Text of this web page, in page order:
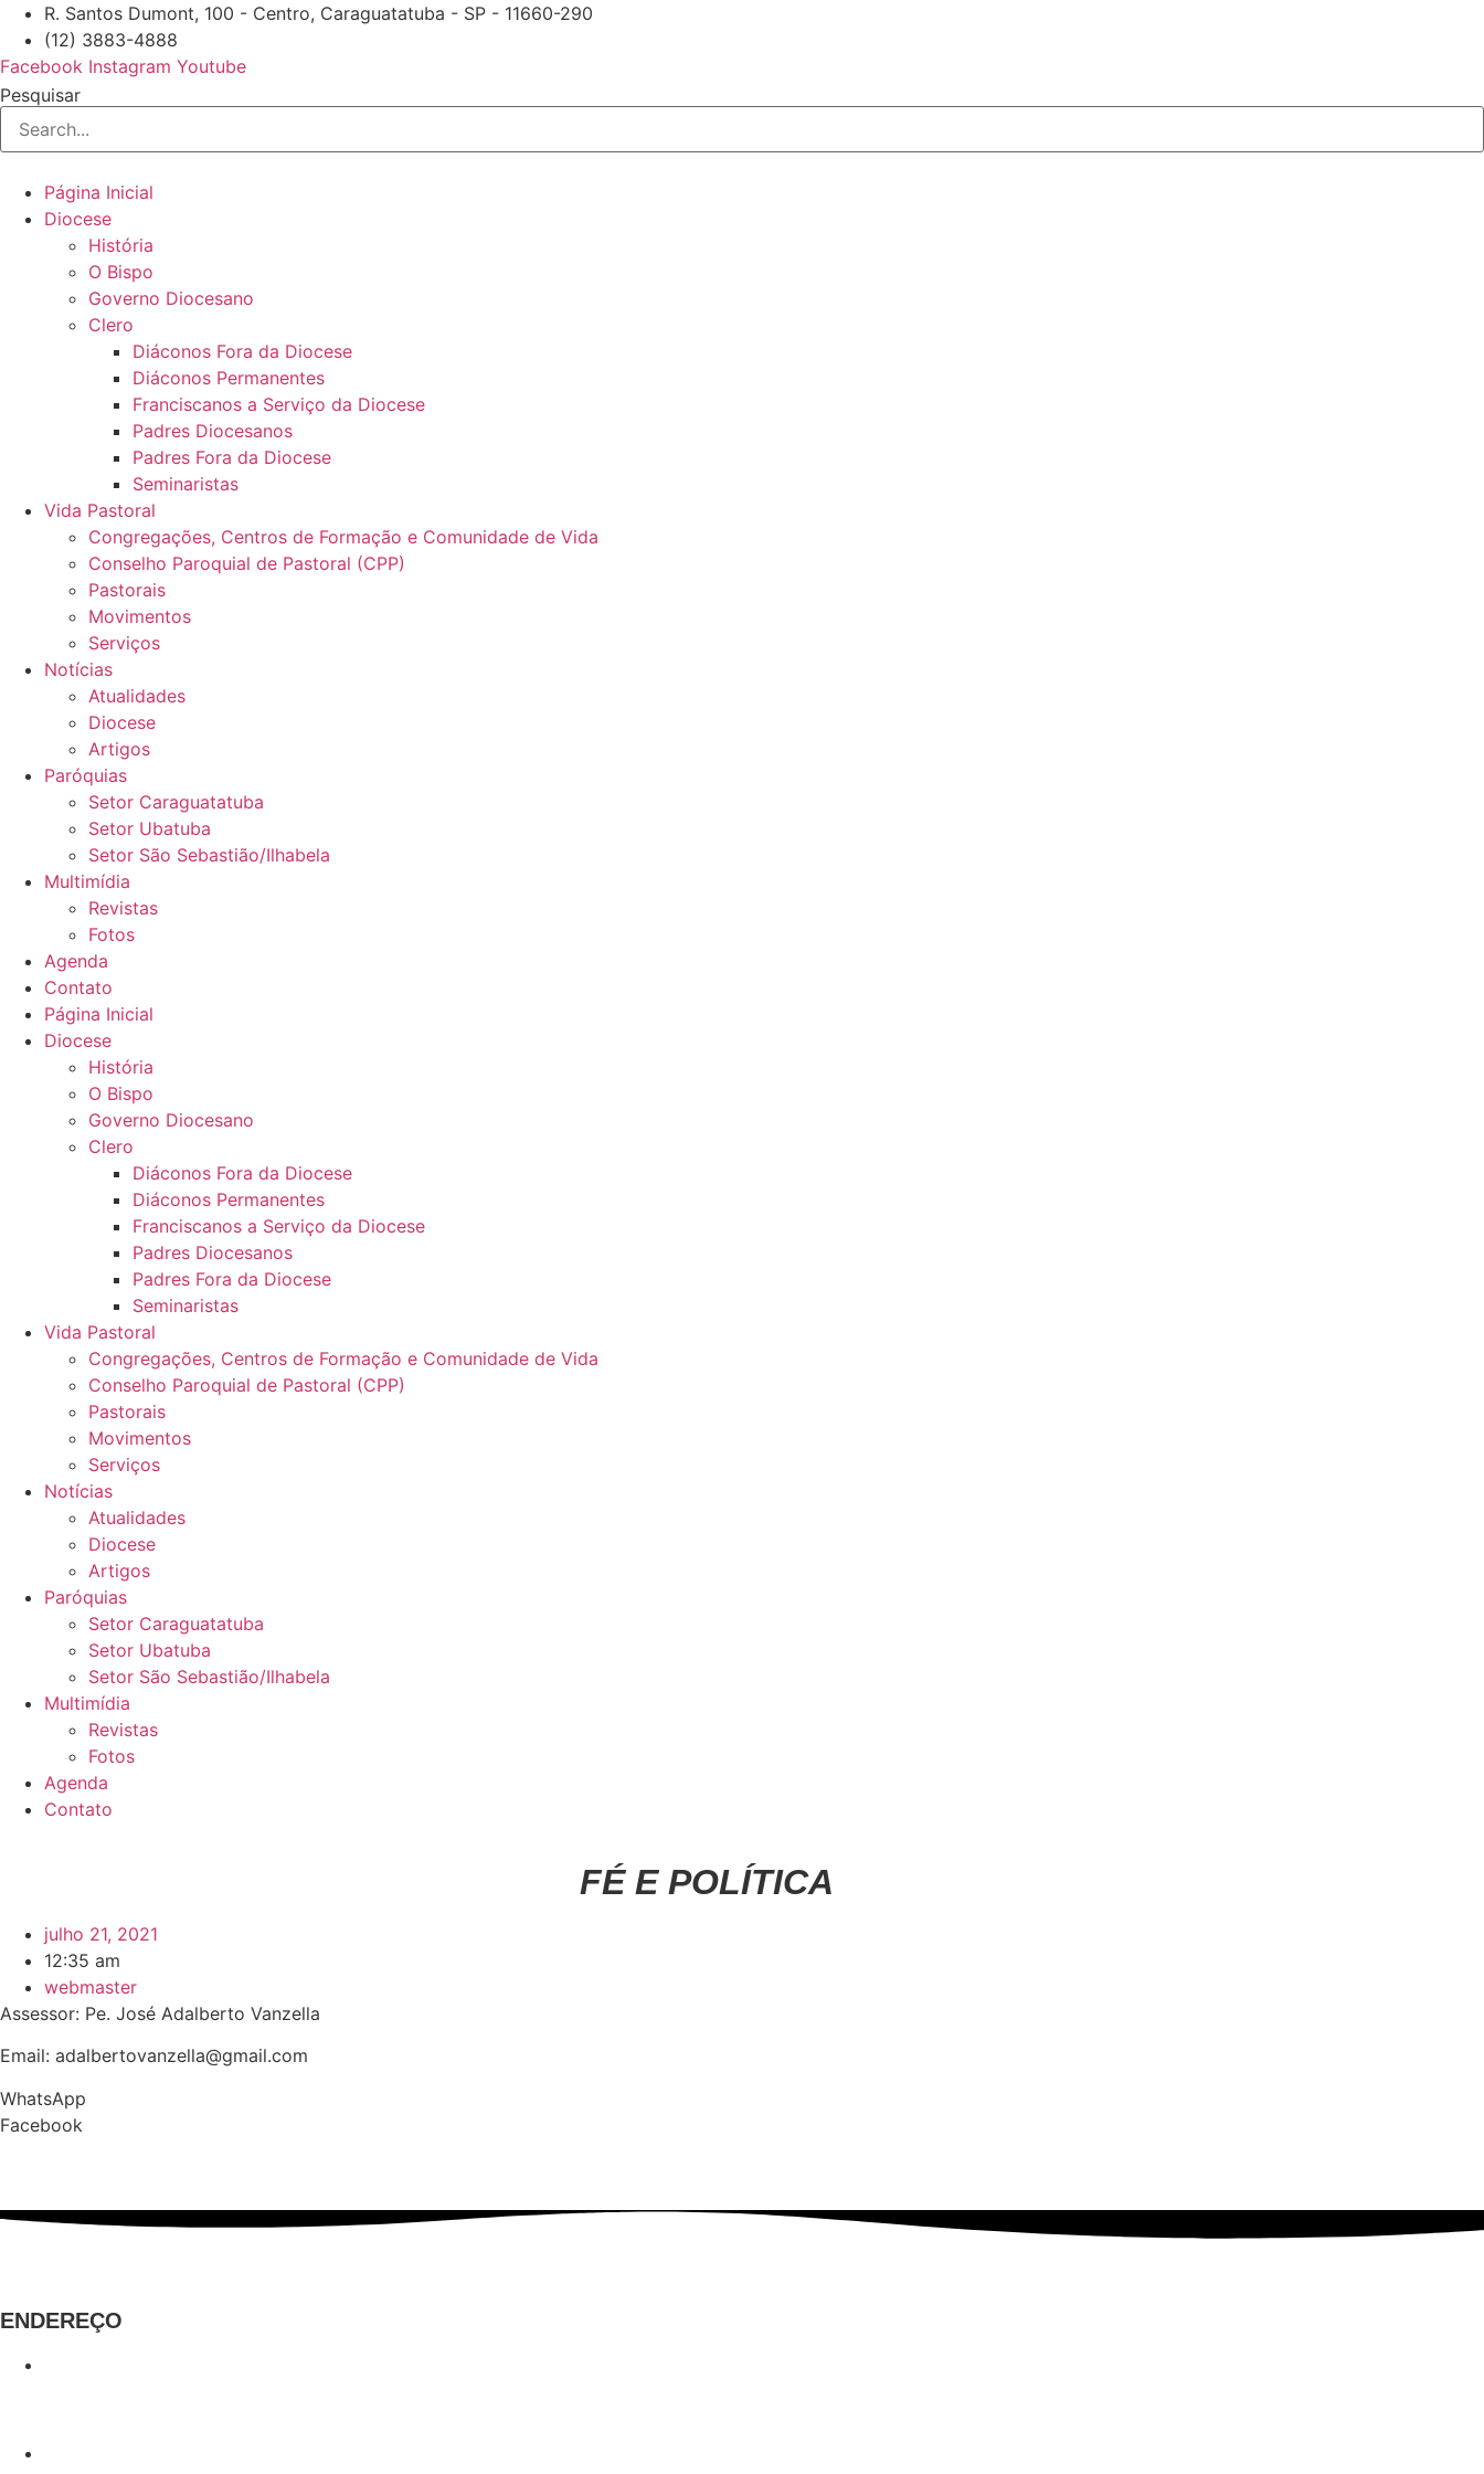
para
o
conteúdo
R. Santos Dumont, 100 - Centro, Caraguatatuba - SP - 11660-290
(12) 3883-4888
Facebook Instagram Youtube
Pesquisar
Página Inicial
Diocese
História
O Bispo
Governo Diocesano
Clero
Diáconos Fora da Diocese
Diáconos Permanentes
Franciscanos a Serviço da Diocese
Padres Diocesanos
Padres Fora da Diocese
Seminaristas
Vida Pastoral
Congregações, Centros de Formação e Comunidade de Vida
Conselho Paroquial de Pastoral (CPP)​
Pastorais
Movimentos
Serviços
Notícias
Atualidades
Diocese
Artigos
Paróquias
Setor Caraguatatuba
Setor Ubatuba
Setor São Sebastião/Ilhabela
Multimídia
Revistas
Fotos
Agenda
Contato
Página Inicial
Diocese
História
O Bispo
Governo Diocesano
Clero
Diáconos Fora da Diocese
Diáconos Permanentes
Franciscanos a Serviço da Diocese
Padres Diocesanos
Padres Fora da Diocese
Seminaristas
Vida Pastoral
Congregações, Centros de Formação e Comunidade de Vida
Conselho Paroquial de Pastoral (CPP)​
Pastorais
Movimentos
Serviços
Notícias
Atualidades
Diocese
Artigos
Paróquias
Setor Caraguatatuba
Setor Ubatuba
Setor São Sebastião/Ilhabela
Multimídia
Revistas
Fotos
Agenda
Contato
FÉ E POLÍTICA
julho 21, 2021
12:35 am
webmaster
Assessor: Pe. José Adalberto Vanzella
Email: adalbertovanzella@gmail.com
WhatsApp
Facebook
ENDEREÇO